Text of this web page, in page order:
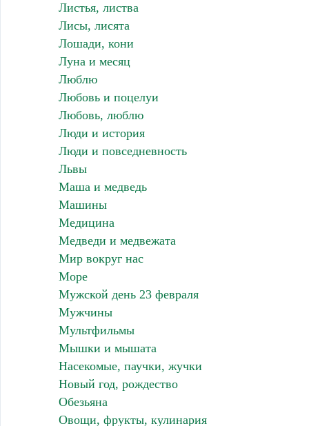
Листья, листва
Лисы, лисята
Лошади, кони
Луна и месяц
Люблю
Любовь и поцелуи
Любовь, люблю
Люди и история
Люди и повседневность
Львы
Маша и медведь
Машины
Медицина
Медведи и медвежата
Мир вокруг нас
Море
Мужской день 23 февраля
Мужчины
Мультфильмы
Мышки и мышата
Насекомые, паучки, жучки
Новый год, рождество
Обезьяна
Овощи, фрукты, кулинария